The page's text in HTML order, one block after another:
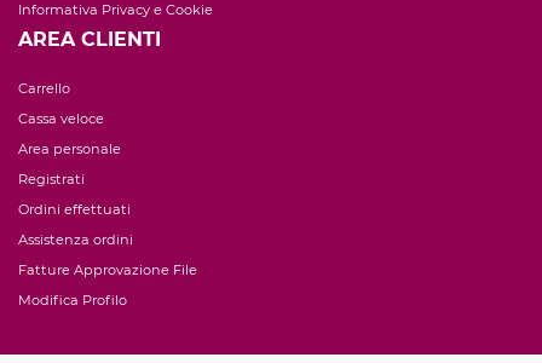
Informativa Privacy e Cookie
AREA CLIENTI
Carrello
Cassa veloce
Area personale
Registrati
Ordini effettuati
Assistenza ordini
Fatture Approvazione File
Modifica Profilo